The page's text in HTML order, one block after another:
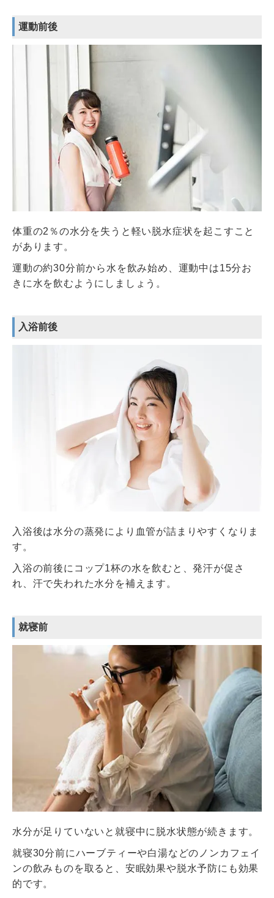
運動前後
体重の2％の水分を失うと軽い脱水症状を起こすこと
があります。
運動の約30分前から水を飲み始め、運動中は15分お
きに水を飲むようにしましょう。
入浴前後
入浴後は水分の蒸発により血管が詰まりやすくなりま
す。
入浴の前後にコップ1杯の水を飲むと、発汗が促さ
れ、汗で失われた水分を補えます。
就寝前
水分が足りていないと就寝中に脱水状態が続きます。
就寝30分前にハーブティーや白湯などのノンカフェイ
ンの飲みものを取ると、安眠効果や脱水予防にも効果
的です。